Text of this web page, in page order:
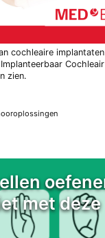
cochleaire implantaten
zien.
met deze